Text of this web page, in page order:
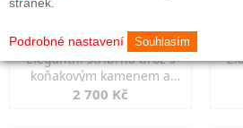
Elegantní stříbrná brož s
koňakovým kamenem a
markazity
2 700 Kč
Podrobné nastavení Souhlasím